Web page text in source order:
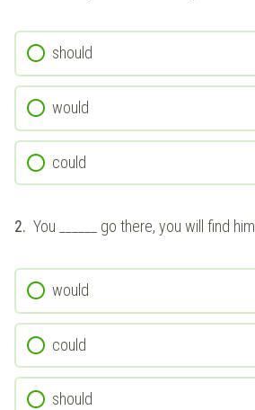
should
would
could
2. You ______ go there, you will find him.
would
could
should